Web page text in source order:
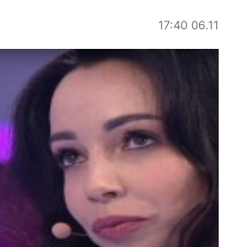
17:40 06.11